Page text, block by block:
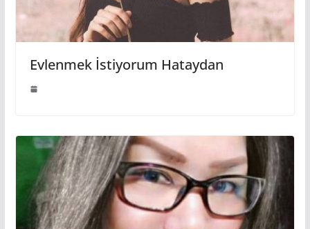
Evlenmek İstiyorum Hataydan